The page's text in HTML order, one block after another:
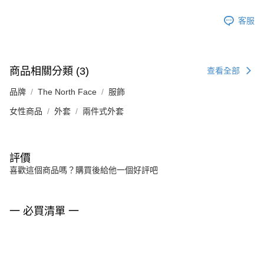
客服
商品相關分類 (3) 查看全部
品牌 The North Face 服飾
女性商品 外套 兩件式外套
評價
喜歡這個商品嗎？購買後給他一個好評吧
一 必買清單 一